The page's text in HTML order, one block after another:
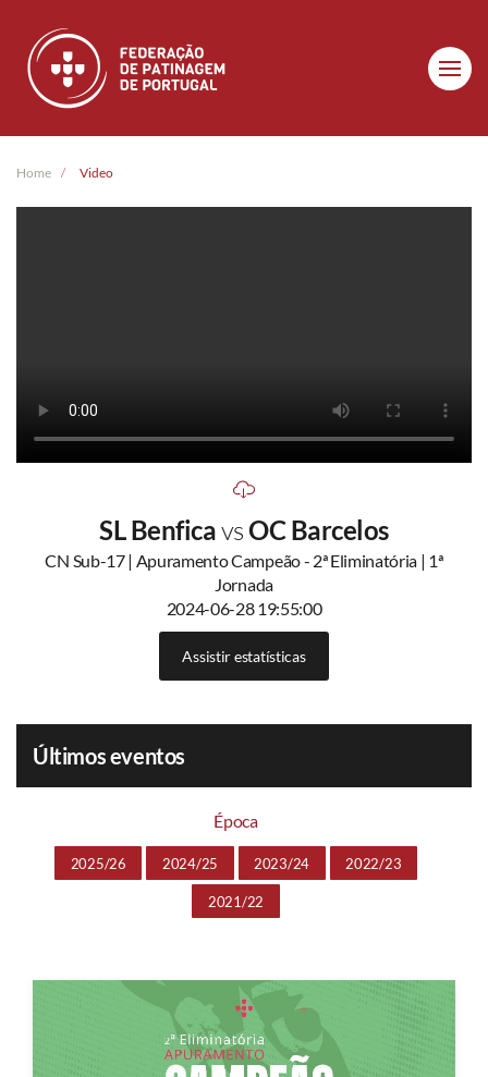
Skip to main content
Home Video
SL BenficavsOC Barcelos
CN Sub-17 | Apuramento Campeão - 2ª Eliminatória | 1ª
Jornada
2024-06-28 19:55:00
Assistir estatísticas
Últimos eventos
Época
2025/26 2024/25 2023/24 2022/23
2021/22